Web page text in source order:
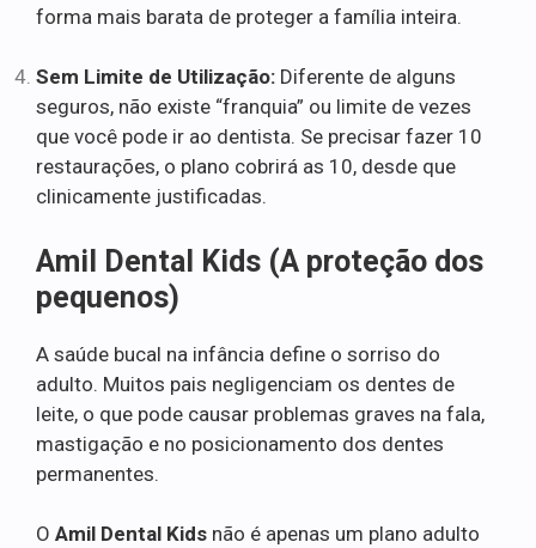
forma mais barata de proteger a família inteira.
Sem Limite de Utilização: Diferente de alguns
seguros, não existe “franquia” ou limite de vezes
que você pode ir ao dentista. Se precisar fazer 10
restaurações, o plano cobrirá as 10, desde que
clinicamente justificadas.
Amil Dental Kids (A proteção dos
pequenos)
A saúde bucal na infância define o sorriso do
adulto. Muitos pais negligenciam os dentes de
leite, o que pode causar problemas graves na fala,
mastigação e no posicionamento dos dentes
permanentes.
O Amil Dental Kids não é apenas um plano adulto